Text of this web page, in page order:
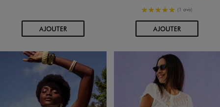
AJOUTERAU PANIER
5/5 de moyenne
(1 avis)
AJOUTERAU PANIER